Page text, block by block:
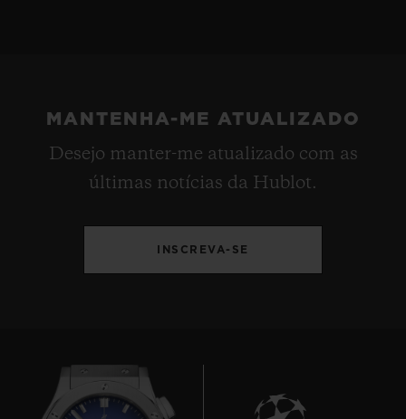
MANTENHA-ME ATUALIZADO
Desejo manter-me atualizado com as
últimas notícias da Hublot.
INSCREVA-SE